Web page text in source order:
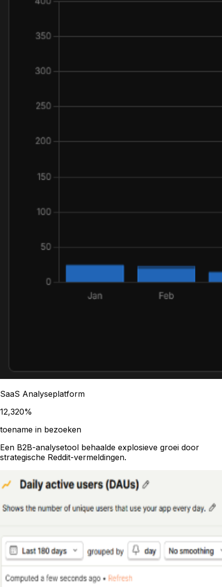
SaaS Analyseplatform
12,320%
toename in bezoeken
Een B2B-analysetool behaalde explosieve groei door
strategische Reddit-vermeldingen.